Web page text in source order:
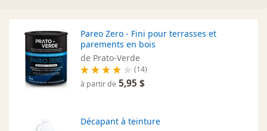
Pareo Zero - Fini pour terrasses et
parements en bois
de Prato-Verde
(14)
à partir de 5,95 $
Décapant à teinture